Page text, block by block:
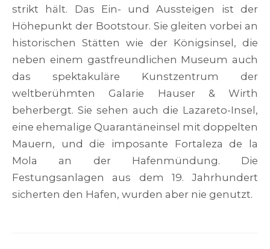
strikt hält. Das Ein- und Aussteigen ist der
Höhepunkt der Bootstour. Sie gleiten vorbei an
historischen Stätten wie der Königsinsel, die
neben einem gastfreundlichen Museum auch
das spektakuläre Kunstzentrum der
weltberühmten Galarie Hauser & Wirth
beherbergt. Sie sehen auch die Lazareto-Insel,
eine ehemalige Quarantäneinsel mit doppelten
Mauern, und die imposante Fortaleza de la
Mola an der Hafenmündung. Die
Festungsanlagen aus dem 19. Jahrhundert
sicherten den Hafen, wurden aber nie genutzt.